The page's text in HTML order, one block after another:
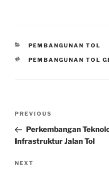
CATEGORIES
PEMBANGUNAN TOL
TAGS
PEMBANGUNAN TOL
Previous
Post
PREVIOUS
Perkembangan
Infrastruktur Jalan Tol
Next
NEXT